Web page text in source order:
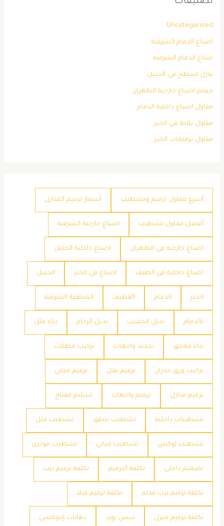
Uncategorized
اصباغ الدمام الشرقية
صباغ الدمام الشرقية
عازل اسطح في الجبيل
معلم اصباغ خارجية الظهران
مقاول اصباغ داخلية الدمام
مقاول بلاط في الخبر
مقاول ترميمات الخبر
أسرع مقاول ترميم وتشطيب أسعار ترميم المنازل
أفضل مقاول تشطيب اصباغ خارجية الشرقية
اصباغ خارجية في الظهران اصباغ داخلية الجبيل
اصباغ داخلية في الطيف اصباغ في الخبر الجبيل
الخبر الدمام القطيف المنطقة الشرقية
بالدمام بديل الخشب بديل الرخام بناء فلل
بناء ملاحق تجديد واجهات تركيب مظلات
تركيب ورق جدران ترميم فلل ترميم مباني
ترميم منازل ترميم واجهات تسليم مفتاح
تشطيبات داخلية تشطيب شقق تشطيب فلل
تشطيب لوكس تشطيب مباني تشطيب مودرن
تصميم داخلي تكلفة الترميم تكلفة ترميم بيت
تكلفة ترميم بيت قديم تكلفة ترميم فيلا
تكلفة ترميم منزل جبس بورد دهانات إيبوكسي